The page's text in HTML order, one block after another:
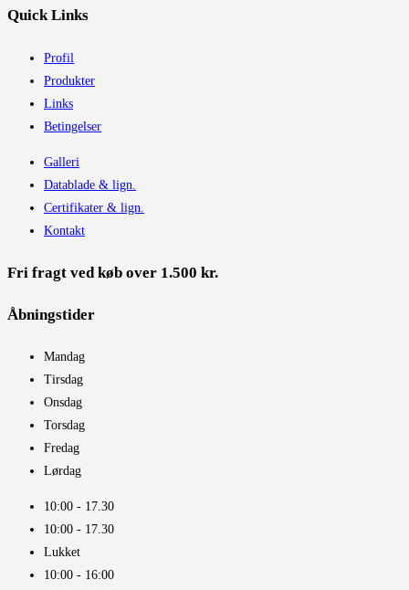
Quick Links
Profil
Produkter
Links
Betingelser
Galleri
Datablade & lign.
Certifikater & lign.
Kontakt
Fri fragt ved køb over 1.500 kr.
Åbningstider​
Mandag
Tirsdag
Onsdag
Torsdag
Fredag
Lørdag
10:00 - 17.30​
10:00 - 17.30​
Lukket
10:00 - 16:00​